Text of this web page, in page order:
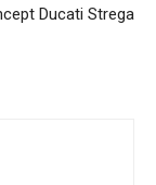
Ducati Strega